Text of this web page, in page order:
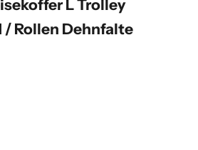
L Trolley
/ Rollen Dehnfalte